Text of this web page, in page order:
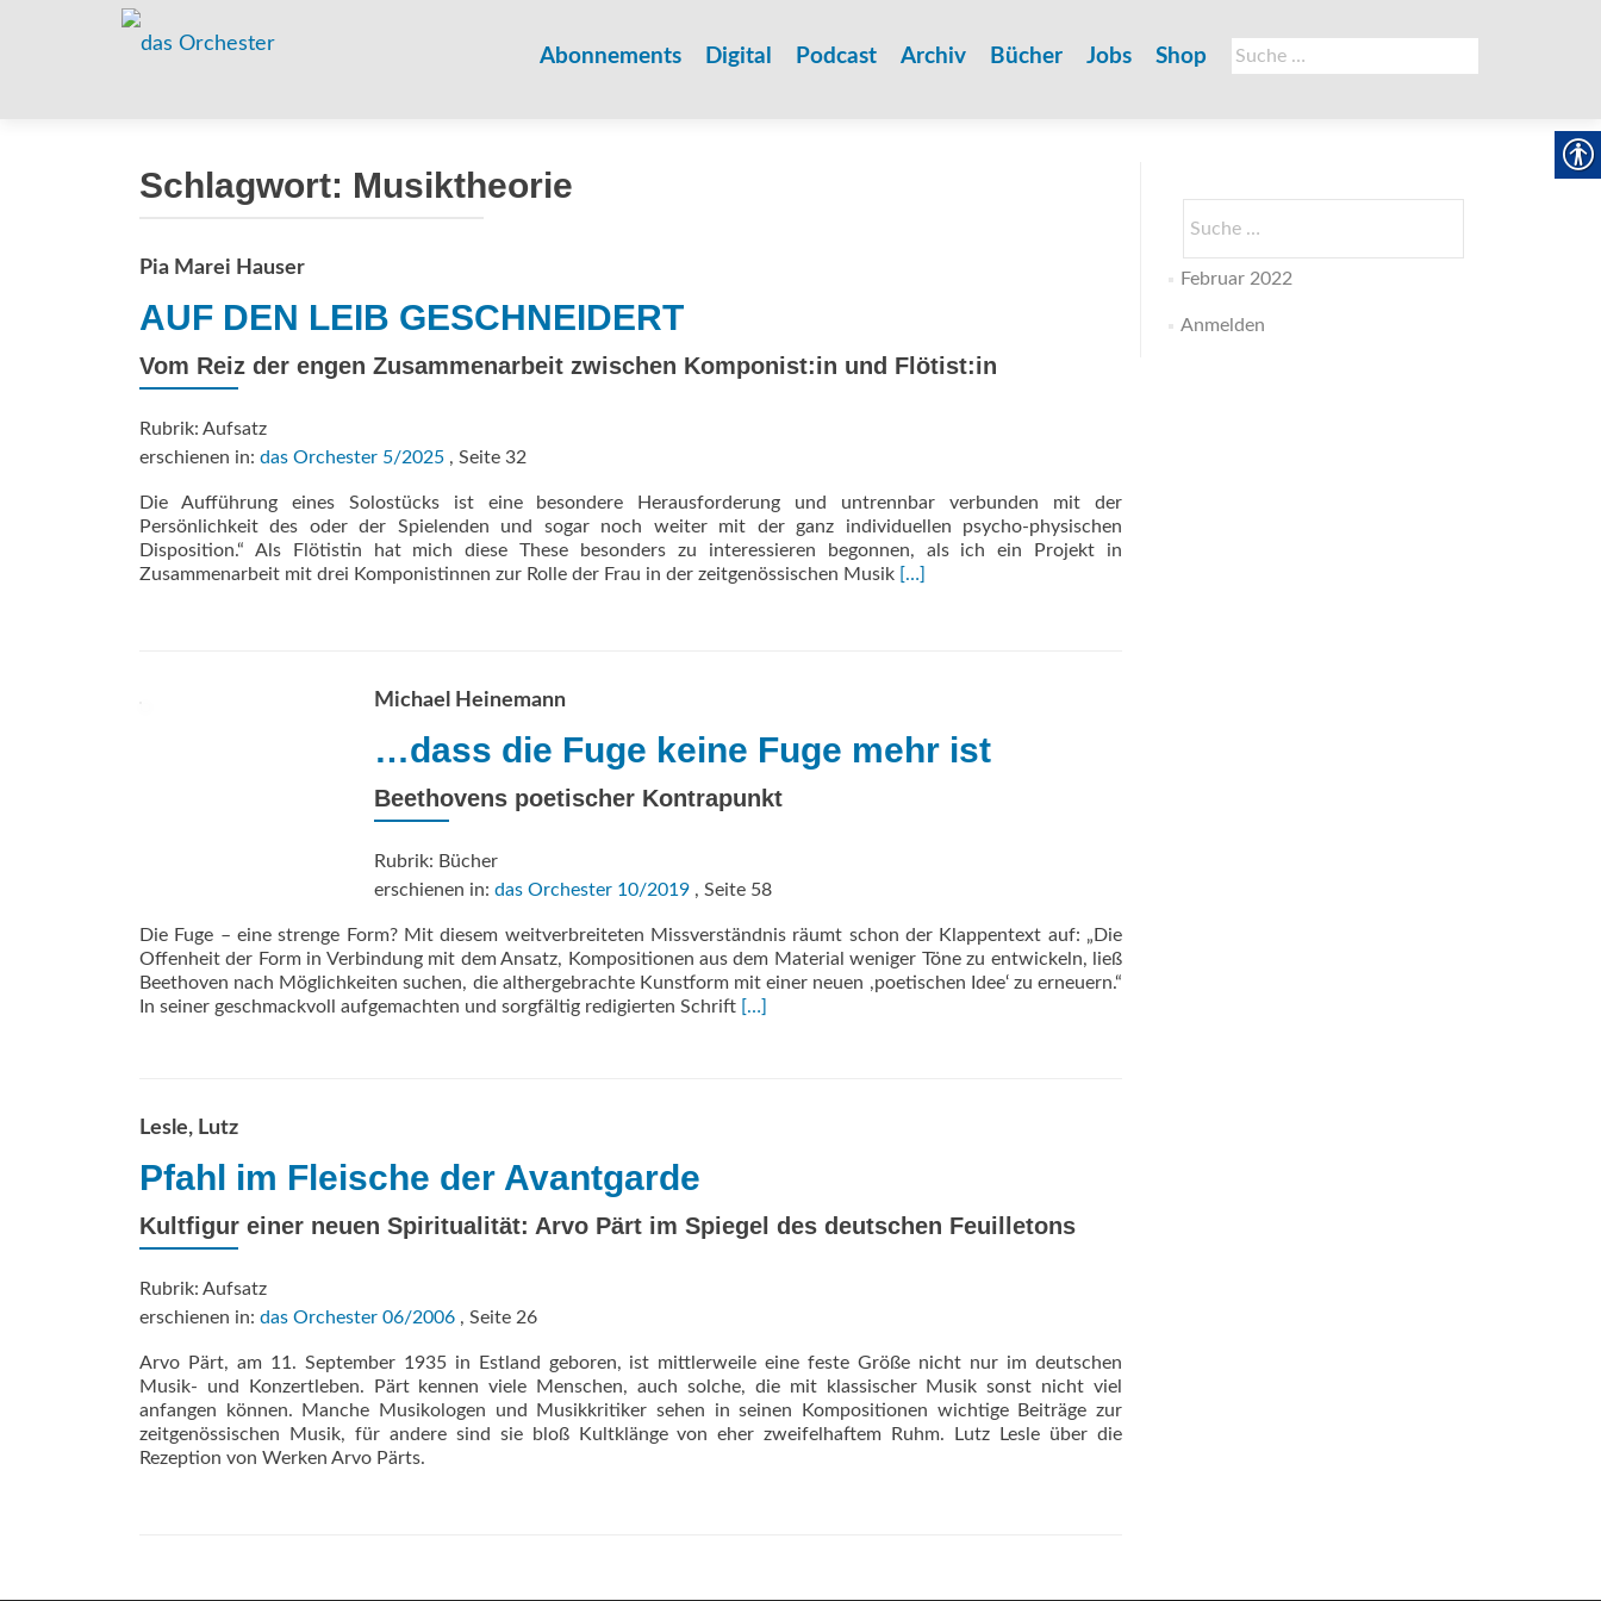
Suche
nach:
Abonnements Digital Podcast Archiv Bücher Jobs Shop
Schlagwort: Musiktheorie
Pia Marei Hauser
AUF DEN LEIB ­GESCHNEIDERT
Vom Reiz der engen ­Zusammenarbeit zwischen ­Komponist:in und Flötist:in
Rubrik: Aufsatz
erschienen in: das Orchester 5/2025 , Seite 32
Die Aufführung eines Solostücks ist eine besondere Herausforderung und untrennbar verbunden mit der
Persönlichkeit des oder der Spielenden und sogar noch weiter mit der ganz individuellen psycho-physischen
Disposition.“ Als Flötistin hat mich diese These besonders zu interessieren begonnen, als ich ein Projekt in
Zusammenarbeit mit drei Komponistinnen zur Rolle der Frau in der zeitgenössischen Musik Read
GESCHNEIDERT
[…]
Michael Heinemann
…dass die Fuge keine Fuge mehr ist
Beethovens poetischer Kontrapunkt
Rubrik: Bücher
erschienen in: das Orchester 10/2019 , Seite 58
Die Fuge – eine strenge Form? Mit diesem weitverbreiteten Missverständnis räumt schon der Klappentext auf: „Die
Offenheit der Form in Verbindung mit dem Ansatz, Kompositionen aus dem Material weniger Töne zu entwickeln, ließ
Beethoven nach Möglichkeiten suchen, die althergebrachte Kunstform mit einer neuen ,poetischen Idee‘ zu erneuern.“
In seiner geschmackvoll aufgemachten und sorgfältig redigierten Schrift Read
mehr
ist
[…]
Lesle, Lutz
Pfahl im Fleische der Avantgarde
Kultfigur einer neuen Spiritualität: Arvo Pärt im Spiegel des deutschen Feuilletons
Rubrik: Aufsatz
erschienen in: das Orchester 06/2006 , Seite 26
Arvo Pärt, am 11. September 1935 in Estland geboren, ist mittlerweile eine feste Größe nicht nur im deutschen
Musik- und Konzertleben. Pärt kennen viele Menschen, auch solche, die mit klassischer Musik sonst nicht viel
anfangen können. Manche Musikologen und Musikkritiker sehen in seinen Kompositionen wichtige Beiträge zur
zeitgenössischen Musik, für andere sind sie bloß Kultklänge von eher zweifelhaftem Ruhm. Lutz Lesle über die
Rezeption von Werken Arvo Pärts.
nach:
Februar 2022
Anmelden